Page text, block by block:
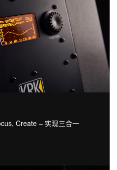
Create – 实现三合一